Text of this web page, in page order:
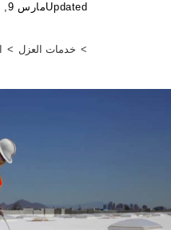
Updatedمارس 9, 2025
> خدمات العزل >